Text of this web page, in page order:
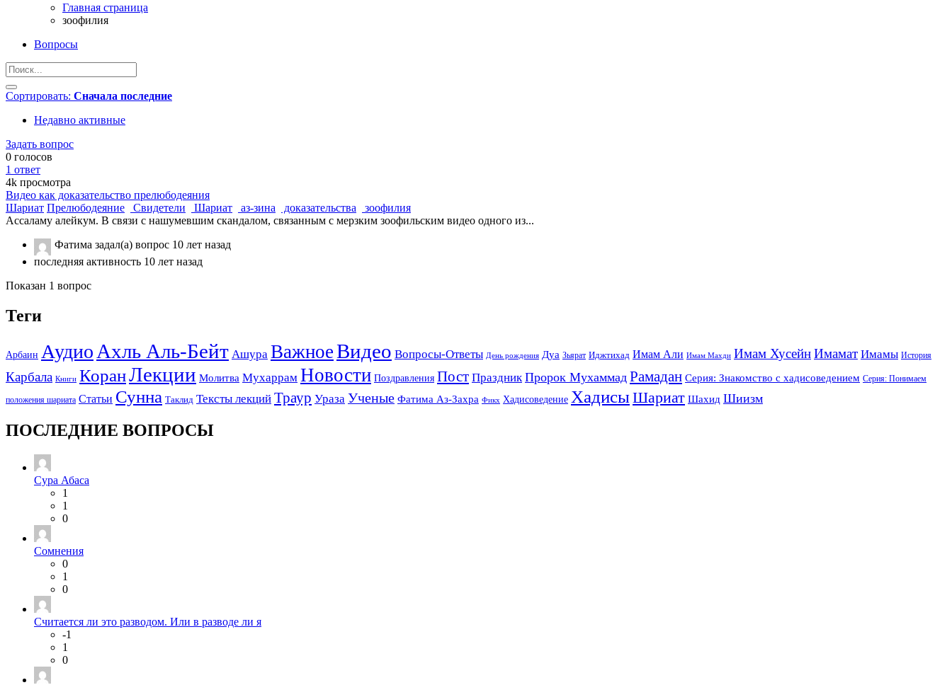
Главная страница
зоофилия
Вопросы
Сортировать: Сначала последние
Недавно активные
Задать вопрос
0 голосов
1 ответ
4k просмотра
Видео как доказательство прелюбодеяния
Шариат Прелюбодеяние Свидетели Шариат аз-зина доказательства
зоофилия
Ассаламу алейкум. В связи с нашумевшим скандалом, связанным с мерзким зоофильским видео одного из...
Фатима задал(а) вопрос 10 лет назад
последняя активность 10 лет назад
Показан 1 вопрос
Теги
Арбаин Аудио Ахль Аль-Бейт Ашура ВажноеВидео Вопросы-Ответы День рождения Дуа Зьярат Иджтихад Имам Али Имам Махди Имам ХусейнИмамат Имамы История
Карбала Книги КоранЛекции Молитва Мухаррам Новости Поздравления Пост Праздник Пророк Мухаммад Рамадан Серия: Знакомство с хадисоведением Серия: Понимаем
положения шариата Статьи Сунна Таклид Тексты лекций Траур Ураза Ученые Фатима Аз-Захра Фикх Хадисоведение ХадисыШариат Шахид Шиизм
ПОСЛЕДНИЕ ВОПРОСЫ
Сура Абаса
1
1
0
Сомнения
0
1
0
Считается ли это разводом. Или в разводе ли я
-1
1
0